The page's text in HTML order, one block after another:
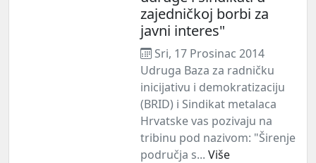
zajedničkoj borbi za
javni interes"
Sri, 17 Prosinac 2014
Udruga Baza za radničku
inicijativu i demokratizaciju
(BRID) i Sindikat metalaca
Hrvatske vas pozivaju na
tribinu pod nazivom: "Širenje
područja s... Više